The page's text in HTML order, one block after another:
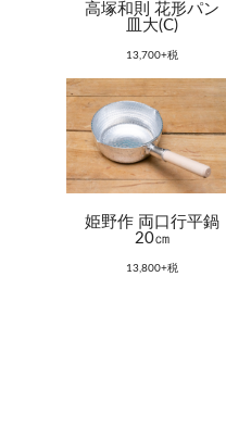
高塚和則 花形パン
皿大(C)
13,700+税
姫野作 両口行平鍋
20㎝
13,800+税